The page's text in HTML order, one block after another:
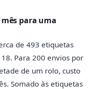
para uma
de 493 etiquetas
Para 200 envios por
de um rolo, custo
Somado às etiquetas